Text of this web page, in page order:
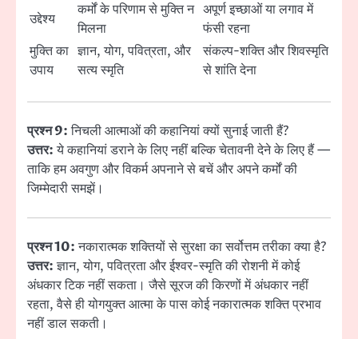
उद्देश्य
कर्मों के परिणाम से मुक्ति न
मिलना
अपूर्ण इच्छाओं या लगाव में
फंसी रहना
मुक्ति का
उपाय
ज्ञान, योग, पवित्रता, और
सत्य स्मृति
संकल्प-शक्ति और शिवस्मृति
से शांति देना
प्रश्न 9:निचली आत्माओं की कहानियां क्यों सुनाई जाती हैं?
उत्तर:ये कहानियां डराने के लिए नहीं बल्कि चेतावनी देने के लिए हैं —
ताकि हम अवगुण और विकर्म अपनाने से बचें और अपने कर्मों की
जिम्मेदारी समझें।
प्रश्न 10:नकारात्मक शक्तियों से सुरक्षा का सर्वोत्तम तरीका क्या है?
उत्तर:ज्ञान, योग, पवित्रता और ईश्वर-स्मृति की रोशनी में कोई
अंधकार टिक नहीं सकता। जैसे सूरज की किरणों में अंधकार नहीं
रहता, वैसे ही योगयुक्त आत्मा के पास कोई नकारात्मक शक्ति प्रभाव
नहीं डाल सकती।